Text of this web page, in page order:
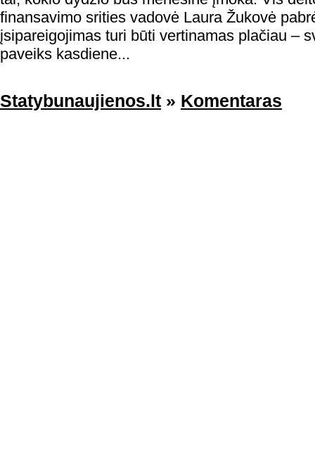
finansavimo srities vadovė Laura Žukovė
įsipareigojimas turi būti vertinamas plačiau –
paveiks kasdiene...
Statybunaujienos.lt » Komentaras